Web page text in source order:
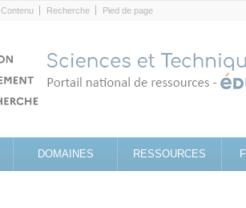
Contenu Recherche Pied de page
DOMAINES RESSOURCES